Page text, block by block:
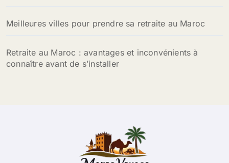
Meilleures villes pour prendre sa retraite au Maroc
Retraite au Maroc : avantages et inconvénients à
connaître avant de s’installer